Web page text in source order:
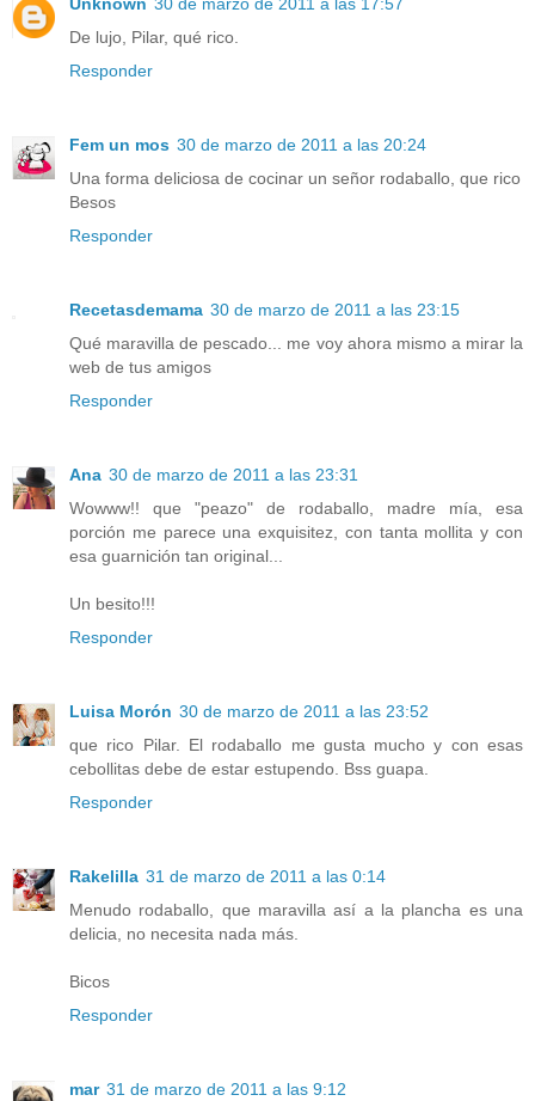
De lujo, Pilar, qué rico.
Responder
Fem un mos 30 de marzo de 2011 a las 20:24
Una forma deliciosa de cocinar un señor rodaballo, que rico
Besos
Responder
Recetasdemama 30 de marzo de 2011 a las 23:15
Qué maravilla de pescado... me voy ahora mismo a mirar la
web de tus amigos
Responder
Ana 30 de marzo de 2011 a las 23:31
Wowww!! que "peazo" de rodaballo, madre mía, esa
porción me parece una exquisitez, con tanta mollita y con
esa guarnición tan original...
Un besito!!!
Responder
Luisa Morón 30 de marzo de 2011 a las 23:52
que rico Pilar. El rodaballo me gusta mucho y con esas
cebollitas debe de estar estupendo. Bss guapa.
Responder
Rakelilla 31 de marzo de 2011 a las 0:14
Menudo rodaballo, que maravilla así a la plancha es una
delicia, no necesita nada más.
Bicos
Responder
mar 31 de marzo de 2011 a las 9:12